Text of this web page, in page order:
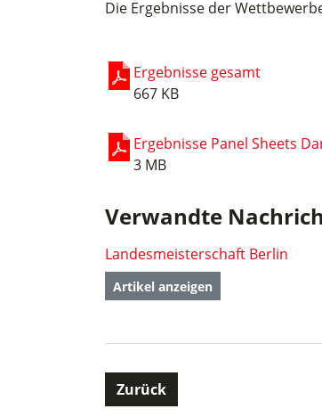
Die Ergebnisse der
Ergebnisse gesamt
667 KB
Ergebnisse Panel Sheets
3 MB
Verwandte
Landesmeisterschaft Berlin
Artikel anzeigen
Zurück